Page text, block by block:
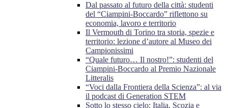
Dal passato al futuro della città: studenti
del “Ciampini-Boccardo” riflettono su
economia, lavoro e territorio
Il Vermouth di Torino tra storia, spezie e
territorio: lezione d’autore al Museo dei
Campionissimi
“Quale futuro… Il nostro!”: studenti del
Ciampini-Boccardo al Premio Nazionale
Litteralis
“Voci dalla Frontiera della Scienza”: al via
il podcast di Generation STEM
Sotto lo stesso cielo: Italia, Scozia e